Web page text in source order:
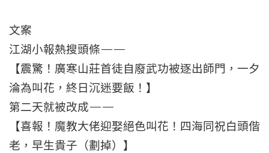
文案
江湖小報熱搜頭條——
【震驚！廣寒山莊首徒自廢武功被逐出師門，一夕
淪為叫花，終日沉迷要飯！】
第二天就被改成——
【喜報！魔教大佬迎娶絕色叫花！四海同祝白頭偕
老，早生貴子（劃掉）】